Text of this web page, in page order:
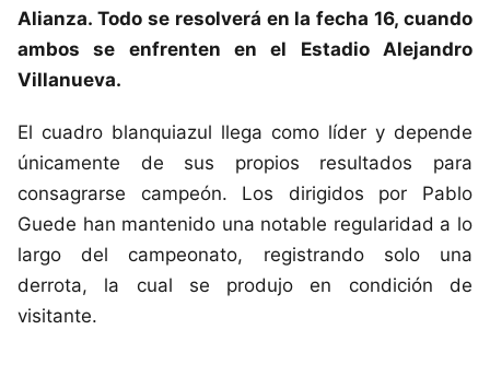
Alianza. Todo se resolverá en la fecha 16, cuando
ambos se enfrenten en el Estadio Alejandro
Villanueva.
El cuadro blanquiazul llega como líder y depende
únicamente de sus propios resultados para
consagrarse campeón. Los dirigidos por Pablo
Guede han mantenido una notable regularidad a lo
largo del campeonato, registrando solo una
derrota, la cual se produjo en condición de
visitante.